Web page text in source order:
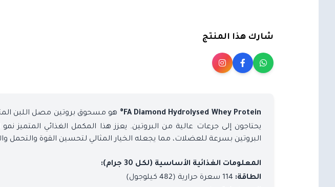
شارك هذا المنتج
FA Diamond Hydrolysed Whey Protein®
هو مسحوق بروتين مصل اللبن
يحتاجون إلى جرعات عالية من البروتين. يعزز هذا المكمل الغذائي
البروتين بسرعة للعضلات، مما يجعله الخيار المثالي لتحسين القوة والتحمل
المعلومات الغذائية الأساسية (لكل 30 جرام):
الطاقة: